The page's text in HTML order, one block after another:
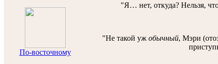
По-восточному
"Я… нет, откуда? Нельзя,
"Не такой уж обычный, Мэри